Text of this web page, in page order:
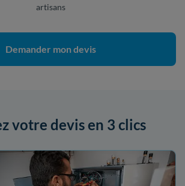
artisans
Demander mon devis
votre devis en 3 clics